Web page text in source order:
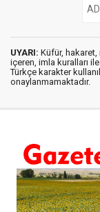
UYARI: Küfür, hakaret,
içeren, imla kuralları ile
Türkçe karakter
onaylanmamaktadır.